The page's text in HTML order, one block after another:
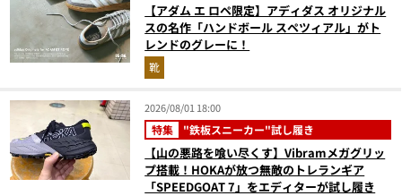
【アダム エ ロペ限定】アディダス オリジナル
スの名作「ハンドボール スペツィアル」がト
レンドのグレーに！
靴
2026/08/01 18:00
特集 "鉄板スニーカー"試し履き
【山の悪路を喰い尽くす】Vibramメガグリッ
プ搭載！HOKAが放つ無敵のトレランギア
「SPEEDGOAT 7」をエディターが試し履き